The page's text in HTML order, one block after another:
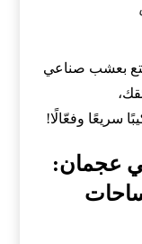
بعشب صناعي
سريعًا وفعّالًا!
عجمان: